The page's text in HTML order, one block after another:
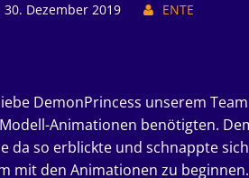
30. Dezember 2019 ENTE
DemonPrincess unserem
Animationen benötigten.
da so erblickte und schnappte
mit den Animationen zu